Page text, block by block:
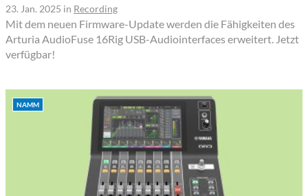
23. Jan. 2025 in Recording
Mit dem neuen Firmware-Update werden die Fähigkeiten des
Arturia AudioFuse 16Rig USB-Audiointerfaces erweitert. Jetzt
verfügbar!
NAMM